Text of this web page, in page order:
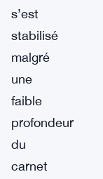
s’est
stabilisé
malgré
une
faible
profondeur
du
carnet